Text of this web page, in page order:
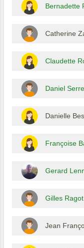
Bernadette
Catherine
Claudette
Daniel
Danielle
Françoise
Gerard
Gilles Ragot
Jean